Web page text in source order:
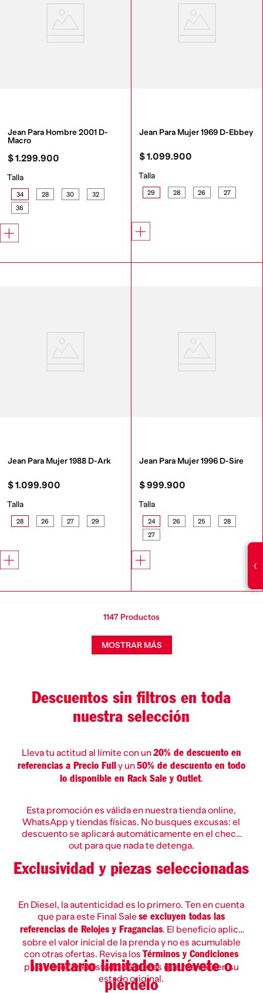
‹
Jean Para Hombre 2001 D-
Macro
$1.299.900
Talla
34 28 30
32
36
Jean Para Mujer 1969 D-Ebbey
$1.099.900
Talla
29 28 26 27
Jean Para Mujer 1988 D-Ark
$1.099.900
Talla
28 26 27 29
Jean Para Mujer 1996 D-Sire
$999.900
Talla
24 26 25
28
27
1147 Productos
MOSTRAR MÁS
Descuentos sin filtros en toda
nuestra selección
Lleva tu actitud al límite con un 20% de descuento en
referencias a Precio Full
y un 50% de descuento en todo
lo disponible en Rack Sale y Outlet.
Esta promoción es válida en nuestra tienda online,
WhatsApp y tiendas físicas. No busques excusas: el
descuento se aplicará automáticamente en el check
out para que nada te detenga.
Exclusividad y piezas seleccionadas
En Diesel, la autenticidad es lo primero. Ten en cuenta
que para este Final Salese excluyen todas las
referencias de Relojes y Fragancias. El beneficio aplica
sobre el valor inicial de la prenda y no es acumulable
con otras ofertas. Revisa losTérminos y Condiciones
para conocer el listado de piezas que mantienen su
estado original.
Inventario limitado: muévete o
piérdelo